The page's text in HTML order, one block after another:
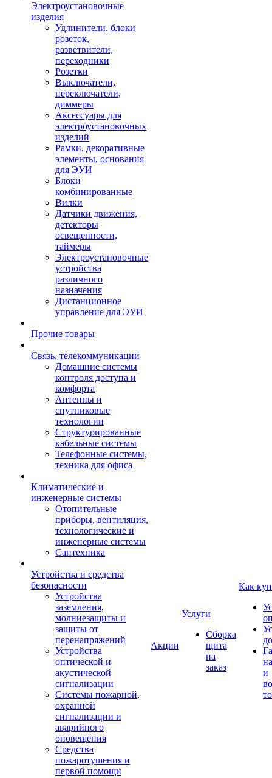
Электроустановочные
изделия
Удлинители, блоки
розеток,
разветвители,
переходники
Розетки
Выключатели,
переключатели,
диммеры
Аксессуары для
электроустановочных
изделий
Рамки, декоративные
элементы, основания
для ЭУИ
Блоки
комбинированные
Вилки
Датчики движения,
детекторы
освещенности,
таймеры
Электроустановочные
устройства
различного
назначения
Дистанционное
управление для ЭУИ
Прочие товары
Связь, телекоммуникации
Домашние системы
контроля доступа и
комфорта
Антенны и
спутниковые
технологии
Структурированные
кабельные системы
Телефонные системы,
техника для офиса
Климатические и
инженерные системы
Отопительные
приборы, вентиляция,
технологические и
инженерные системы
Сантехника
Устройства и средства
безопасности
Устройства
заземления,
молниезащиты и
защиты от
перенапряжений
Устройства
оптической и
акустической
сигнализации
Системы пожарной,
охранной
сигнализации и
аварийного
оповещения
Средства
пожаротушения и
первой помощи
Акции
Услуги
Сборка
щита
на
заказ
Как
и